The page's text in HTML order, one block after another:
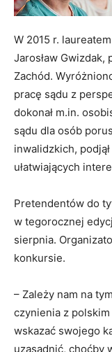
W 2015 r.
Jarosław
Zachód.
pracę sądu z
dokonał m.in.
sądu dla osób
inwalidzkich,
ułatwiających
Pretendentów do
w tegorocznej
sierpnia.
konkursie.
– Zależy nam na
czynienia z
wskazać swojego
uzasadnić, choćby